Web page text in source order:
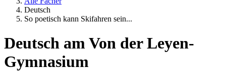
Deutsch
So poetisch kann Skifahren sein...
Deutsch am Von der Leyen-
Gymnasium